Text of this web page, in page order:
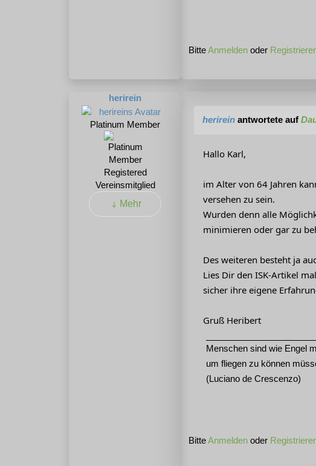
BitteAnmelden oder
herirein
Platinum Member
Registered
Vereinsmitglied
Mehr
herirein antwortete auf
Hallo Karl,
im Alter von 64 Jahren
versehen zu sein.
Wurden denn alle
minimieren oder gar zu
Des weiteren besteht ja
Lies Dir den ISK-Artikel
sicher ihre eigene
Gruß Heribert
Menschen sind wie Engel
um fliegen zu können
(Luciano de Crescenzo)
BitteAnmelden oder